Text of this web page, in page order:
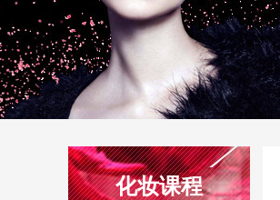
化妆课程